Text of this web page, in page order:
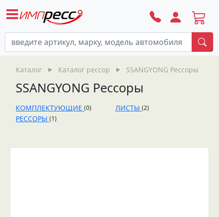
Каталог Каталог рессор SSANGYONG Рессоры
SSANGYONG Рессоры
КОМПЛЕКТУЮЩИЕ (0) ЛИСТЫ (2)
РЕССОРЫ (1)